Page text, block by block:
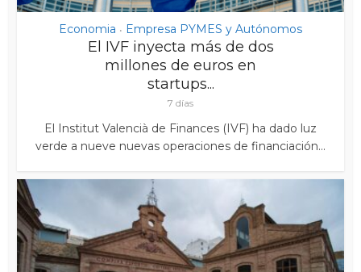
Economia • Empresa PYMES y Autónomos
El IVF inyecta más de dos
millones de euros en
startups...
7 días
El Institut Valencià de Finances (IVF) ha dado luz
verde a nueve nuevas operaciones de financiación...